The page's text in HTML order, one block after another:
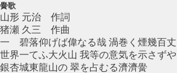
黌歌
山形 元治 作詞
猪瀬 久三 作曲
一 碧落仰げば偉なる哉 渦巻く煙幾百丈
世界一てふ大火山 我等の意気を示さずや
銀杏城東龍山の 翠を占むる濟濟黌